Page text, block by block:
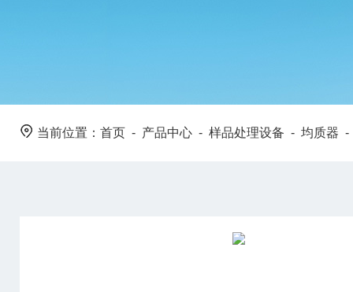
当前位置： 首页 - 产品中心 - 样品处理设备 - 均质器